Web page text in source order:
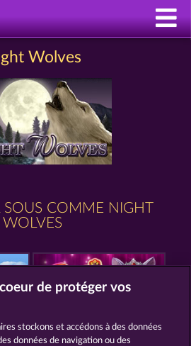
Wolves
SOUS COMME NIGHT
WOLVES
CUTIE CAT
de protéger vos
stockons et accédons à des données
données de navigation ou des